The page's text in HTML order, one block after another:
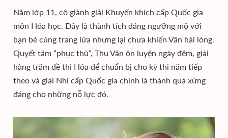
Năm lớp 11, cô giành giải Khuyến khích cấp Quốc gia
môn Hóa học. Đây là thành tích đáng ngưỡng mộ với
bạn bè cùng trang lứa nhưng lại chưa khiến Vân hài lòng.
Quyết tâm “phục thù”, Thu Vân ôn luyện ngày đêm, giải
hàng trăm đề thi Hóa để chuẩn bị cho kỳ thi năm tiếp
theo và giải Nhì cấp Quốc gia chính là thành quả xứng
đáng cho những nỗ lực đó.